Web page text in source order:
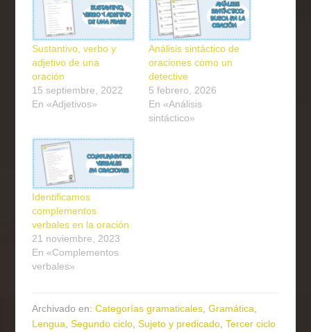
Sustantivo, verbo y
adjetivo de una
oración
15 septiembre, 2022
En «Adjetivos»
Análisis sintáctico de
oraciones como un
detective
5 febrero, 2026
En «Análisis
sintáctico»
Identificamos
complementos
verbales en la oración
21 noviembre, 2023
En «Complementos
verbales»
Archivado en:Categorías gramaticales ,Gramática
Lengua ,Segundo ciclo ,Sujeto y predicado ,Tercer ciclo